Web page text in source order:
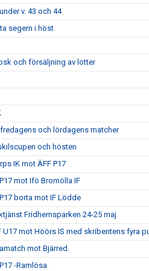
v. 43 och 44
segern i höst
och försäljning av lotter
och lördagens matcher
och hösten
IK mot ÄFF P17
mot Ifö Bromölla IF
borta mot IF Lödde
Fridhemsparken 24-25 maj
U17 mot Höörs IS med skribentens fyra
mot Bjärred.
-Ramlösa